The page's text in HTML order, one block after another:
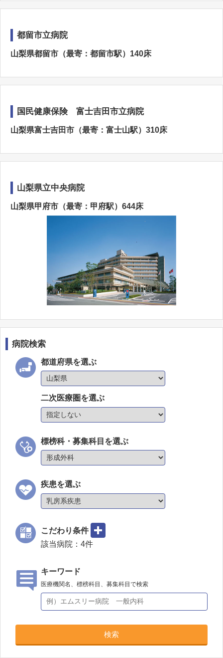
都留市立病院
山梨県都留市（最寄：都留市駅）140床
国民健康保険 富士吉田市立病院
山梨県富士吉田市（最寄：富士山駅）310床
山梨県立中央病院
山梨県甲府市（最寄：甲府駅）644床
病院検索
都道府県を選ぶ
二次医療圏を選ぶ
標榜科・募集科目を選ぶ
疾患を選ぶ
こだわり条件
該当病院： 4件
キーワード
医療機関名、標榜科目、募集科目で検索
検索